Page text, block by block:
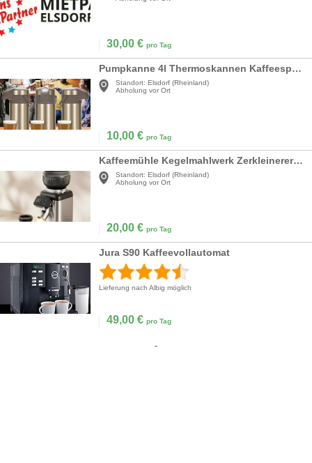
30,00 € pro Tag
Pumpkanne 4l Thermoskannen Kaffeespender Kanne Kaffeekanne 4,0 Liter Edelstahl doppelwandig
Standort: Elsdorf (Rheinland)
Abholung vor Ort
10,00 € pro Tag
Kaffeemühle Kegelmahlwerk Zerkleinerer professionelle 40 Präzisionsschleife elektrisch
Standort: Elsdorf (Rheinland)
Abholung vor Ort
20,00 € pro Tag
Jura S90 Kaffeevollautomat
Lieferung nach Albig möglich
49,00 € pro Tag